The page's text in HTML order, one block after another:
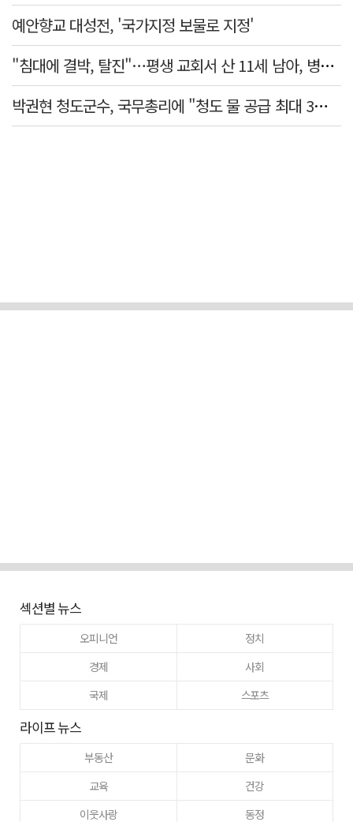
예안향교 대성전, '국가지정 보물로 지정'
"침대에 결박, 탈진"…평생 교회서 산 11세 남아, 병원 이송 끝 숨져
박권현 청도군수, 국무총리에 "청도 물 공급 최대 3만t 늘려달라"
섹션별 뉴스
오피니언
정치
경제
사회
국제
스포츠
라이프 뉴스
부동산
문화
교육
건강
이웃사랑
동정